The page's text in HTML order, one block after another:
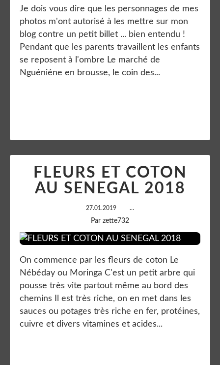
Je dois vous dire que les personnages de mes
photos m'ont autorisé à les mettre sur mon
blog contre un petit billet ... bien entendu !
Pendant que les parents travaillent les enfants
se reposent à l'ombre Le marché de
Nguéniéne en brousse, le coin des...
FLEURS ET COTON
AU SENEGAL 2018
27.01.2019 …
Par zette732
On commence par les fleurs de coton Le
Nébéday ou Moringa C'est un petit arbre qui
pousse très vite partout même au bord des
chemins Il est très riche, on en met dans les
sauces ou potages très riche en fer, protéines,
cuivre et divers vitamines et acides...